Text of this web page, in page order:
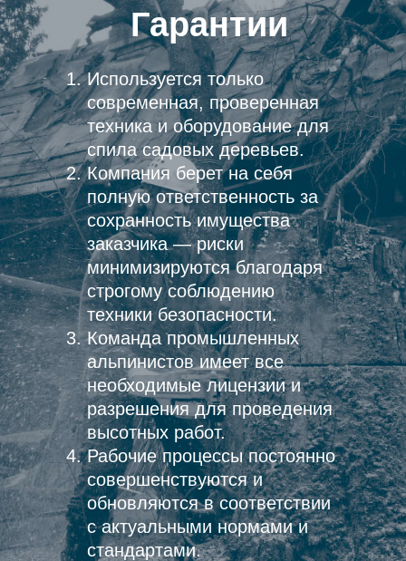
Гарантии
Используется только
современная, проверенная
техника и оборудование для
спила садовых деревьев.
Компания берет на себя
полную ответственность за
сохранность имущества
заказчика — риски
минимизируются благодаря
строгому соблюдению
техники безопасности.
Команда промышленных
альпинистов имеет все
необходимые лицензии и
разрешения для проведения
высотных работ.
Рабочие процессы постоянно
совершенствуются и
обновляются в соответствии
с актуальными нормами и
стандартами.